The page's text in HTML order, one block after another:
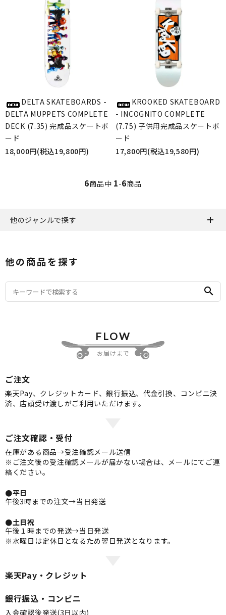
DELTA SKATEBOARDS -
DELTA MUPPETS COMPLETE
DECK (7.35) 完成品スケートボ
ード
18,000円(税込19,800円)
KROOKED SKATEBOARD
- INCOGNITO COMPLETE
(7.75) 子供用完成品スケートボ
ード
17,800円(税込19,580円)
6商品中 1-6商品
他のジャンルで探す
他の商品を探す
search
FLOW
お届けまで
ご注文
楽天Pay、クレジットカード、銀行振込、代金引換、コンビニ決
済、店頭受け渡しがご利用いただけます。
ご注文確認・受付
在庫がある商品→受注確認メール送信
※ご注文後の受注確認メールが届かない場合は、メールにてご連
絡ください。
●平日
午後3時までの注文→当日発送
●土日祝
午後１時までの発送→当日発送
※水曜日は定休日となるため翌日発送となります。
楽天Pay・クレジット
銀行振込・コンビニ
入金確認後発送(3日以内)